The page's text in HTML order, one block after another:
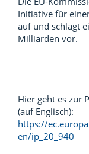
Initiative für
auf und schlägt
Milliarden vor.
Hier geht es zur
(auf Englisch):
https://
en/ip_20_940